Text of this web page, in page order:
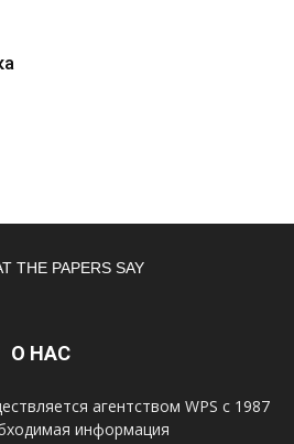
О НАС
агентством WPS с 1987
информация